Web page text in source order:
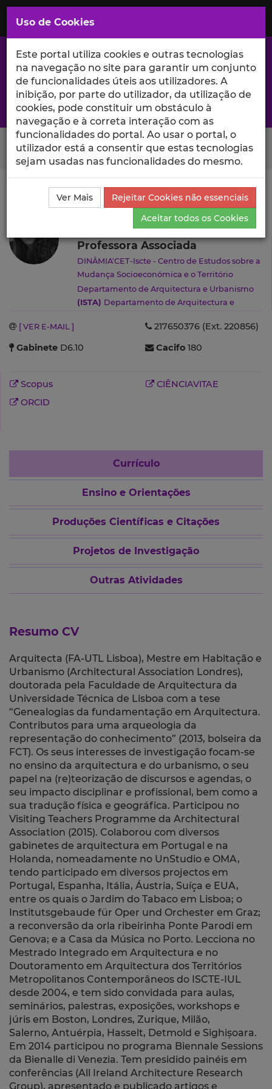
Saltar
para
Conteúdo
Principal
A excelência da investigação e ciência no Iscte
Search Button
Ciência_Iscte Autores Monica Pacheco Currículo
Monica Pacheco
Professora Associada
DINÂMIA'CET-Iscte - Centro de Estudos sobre a
Mudança Socioeconómica e o Território
Departamento de Arquitectura e Urbanismo
(ISTA) Departamento de Arquitectura e
[ VER E-MAIL ]
217650376 (Ext. 220856)
Gabinete D6.10 Cacifo 180
Scopus
CIÊNCIAVITAE
ORCID
Currículo
Ensino e Orientações
Produções Científicas e Citações
Projetos de Investigação
Outras Atividades
Resumo CV
Arquitecta (FA-UTL Lisboa), Mestre em Habitação e
Urbanismo (Architectural Association Londres),
doutorada pela Faculdade de Arquitectura da
Universidade Técnica de Lisboa com a tese
“Genealogias da fundamentação em Arquitectura.
Contributos para uma arqueologia da
representação do conhecimento” (2013, bolseira da
FCT). Os seus interesses de investigação focam-se
no ensino da arquitectura e do urbanismo, o seu
papel na (re)teorização de discursos e agendas, o
seu impacto disciplinar e profissional, bem como a
sua tradução física e geográfica. Participou no
Visiting Teachers Programme da Architectural
Association (2015). Colaborou com diversos
gabinetes de arquitectura em Portugal e na
Holanda, nomeadamente no UnStudio e OMA,
tendo participado em diversos projectos em
Portugal, Espanha, Itália, Áustria, Suíça e EUA,
entre os quais o Jardim do Tabaco em Lisboa; o
Institutsgebaude für Oper und Orchester em Graz;
a reconversão da orla ribeirinha Ponte Parodi em
Genova; e a Casa da Música no Porto. Lecciona no
Mestrado Integrado em Arquitectura e no
Doutoramento em Arquitectura dos Territórios
Metropolitanos Contemporâneos do ISCTE-IUL
desde 2004, e tem sido convidada para aulas,
seminários, palestras, exposições, workshops e
júris em Boston, Londres, Zurique, Milão,
Salerno, Antuérpia, Hasselt, Detmold e Sighișoara.
Em 2014 participou no programa Biennale Sessions
da Bienalle di Venezia. Tem presidido painéis em
conferências (All Ireland Architecture Research
Group), apresentado e publicado artigos e
Uso de Cookies
Este portal utiliza cookies e outras tecnologias
na navegação no site para garantir um conjunto
de funcionalidades úteis aos utilizadores. A
inibição, por parte do utilizador, da utilização de
cookies, pode constituir um obstáculo à
navegação e à correta interação com as
funcionalidades do portal. Ao usar o portal, o
utilizador está a consentir que estas tecnologias
sejam usadas nas funcionalidades do mesmo.
Ver Mais
Rejeitar Cookies não essenciais
Aceitar todos os Cookies